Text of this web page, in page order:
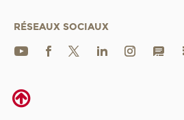
RÉSEAUX SOCIAUX